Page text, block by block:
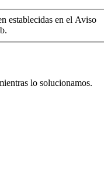
establecidas en el Aviso
lo solucionamos.